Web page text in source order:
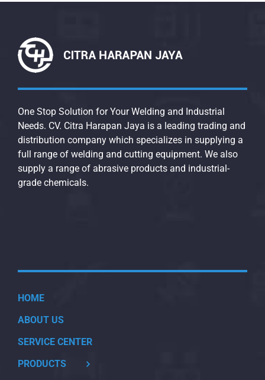
One Stop Solution for Your Welding and Industrial
Needs. CV. Citra Harapan Jaya is a leading trading and
distribution company which specializes in supplying a
full range of welding and cutting equipment. We also
supply a range of abrasive products and industrial-
grade chemicals.
HOME
ABOUT US
SERVICE CENTER
PRODUCTS